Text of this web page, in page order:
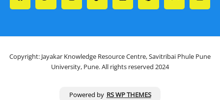
Copyright: Jayakar Knowledge Resource Centre, Savitribai Phule Pune
University, Pune. All rights reserved 2024
Powered by RS WP THEMES